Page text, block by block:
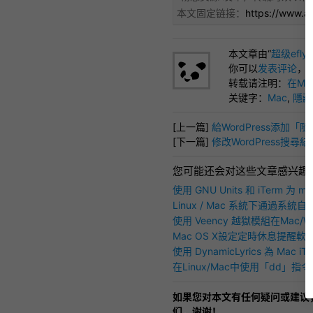
本文固定链接： https://
本文章由“超级efly
你可以 发表评论，
转载请注明： 在
关键字： Mac, 隱藏
[上一篇] 給WordPress添加「隨
[下一篇] 修改WordPress搜尋結
您可能还会对这些文章感兴趣！
使用 GNU Units 和 iTerm 为
多功能计算器
Linux / Mac 系統下通過系統自
多個音頻文件教學
使用 Veency 越獄模組在Mac/
VNC遠程控制已越獄之iOS設備
Mac OS X設定定時休息提醒軟
學
使用 DynamicLyrics 為 Mac
LRC歌詞顯示功能
在Linux/Mac中使用「dd」指令
如果您对本文有任何疑问或建